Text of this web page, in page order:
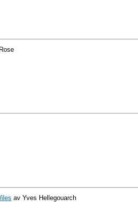
av Yves Hellegouarch